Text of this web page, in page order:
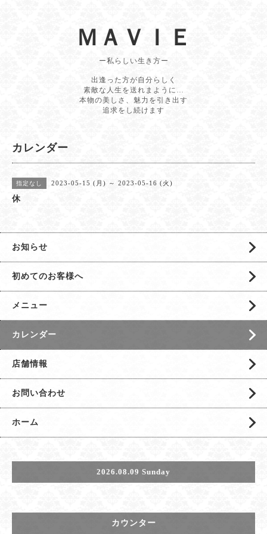
ＭＡＶＩＥ
ー私らしい生き方ー
出逢った方が自分らしく
素敵な人生を送れまように…
本物の美しさ、魅力を引き出す
追求をし続けます
カレンダー
指定なし 2023-05-15 (月) ～ 2023-05-16 (火)
休
お知らせ
初めてのお客様へ
メニュー
カレンダー
店舗情報
お問い合わせ
ホーム
2026.08.09 Sunday
カウンター